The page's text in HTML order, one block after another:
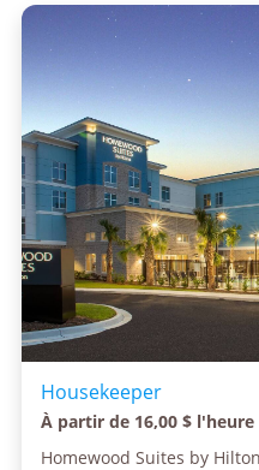
Housekeeper
À partir de 16,00 $ l'heure